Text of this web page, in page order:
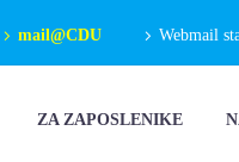
mail@CDU Webmail
ZA ZAPOSLENIKE